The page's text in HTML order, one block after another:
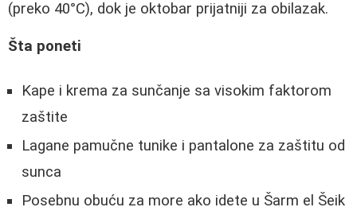
(preko 40°C), dok je oktobar prijatniji za obilazak.
Šta poneti
Kape i krema za sunčanje sa visokim faktorom
zaštite
Lagane pamučne tunike i pantalone za zaštitu od
sunca
Posebnu obuću za more ako idete u Šarm el Šeik